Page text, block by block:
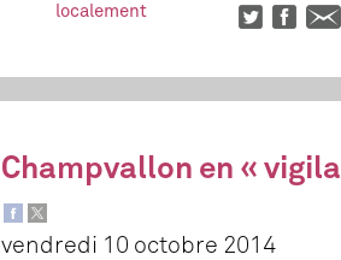
localement
Champvallon en «
vendredi 10 octobre 2014